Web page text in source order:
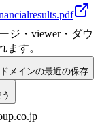
ジ・viewer・ダウ
ます。
メインの最近の保存